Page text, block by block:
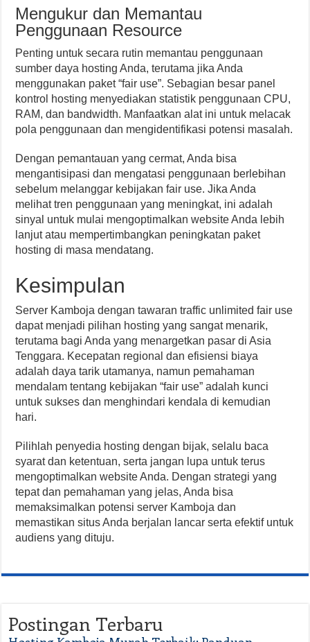
Mengukur dan Memantau
Penggunaan Resource
Penting untuk secara rutin memantau penggunaan
sumber daya hosting Anda, terutama jika Anda
menggunakan paket “fair use”. Sebagian besar panel
kontrol hosting menyediakan statistik penggunaan CPU,
RAM, dan bandwidth. Manfaatkan alat ini untuk melacak
pola penggunaan dan mengidentifikasi potensi masalah.
Dengan pemantauan yang cermat, Anda bisa
mengantisipasi dan mengatasi penggunaan berlebihan
sebelum melanggar kebijakan fair use. Jika Anda
melihat tren penggunaan yang meningkat, ini adalah
sinyal untuk mulai mengoptimalkan website Anda lebih
lanjut atau mempertimbangkan peningkatan paket
hosting di masa mendatang.
Kesimpulan
Server Kamboja dengan tawaran traffic unlimited fair use
dapat menjadi pilihan hosting yang sangat menarik,
terutama bagi Anda yang menargetkan pasar di Asia
Tenggara. Kecepatan regional dan efisiensi biaya
adalah daya tarik utamanya, namun pemahaman
mendalam tentang kebijakan “fair use” adalah kunci
untuk sukses dan menghindari kendala di kemudian
hari.
Pilihlah penyedia hosting dengan bijak, selalu baca
syarat dan ketentuan, serta jangan lupa untuk terus
mengoptimalkan website Anda. Dengan strategi yang
tepat dan pemahaman yang jelas, Anda bisa
memaksimalkan potensi server Kamboja dan
memastikan situs Anda berjalan lancar serta efektif untuk
audiens yang dituju.
Postingan Terbaru